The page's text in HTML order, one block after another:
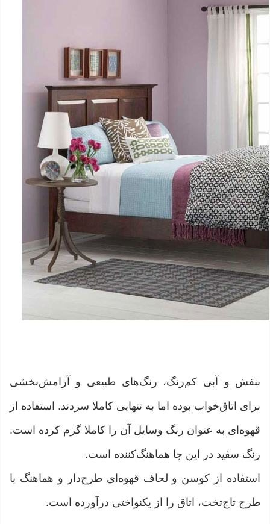
بنفش و آبی کم‌رنگ، رنگ‌های طبیعی و آرامش‌بخشی
برای اتاق‌خواب بوده اما به تنهایی کاملا سردند. استفاده از
قهوه‌ای به عنوان رنگ وسایل آن را کاملا گرم کرده است.
رنگ سفید در این جا هماهنگ‌کننده است.
استفاده از کوسن و لحاف قهوه‌ای طرح‌دار و هماهنگ با
طرح تاج‌تخت، اتاق را از یکنواختی درآورده است.